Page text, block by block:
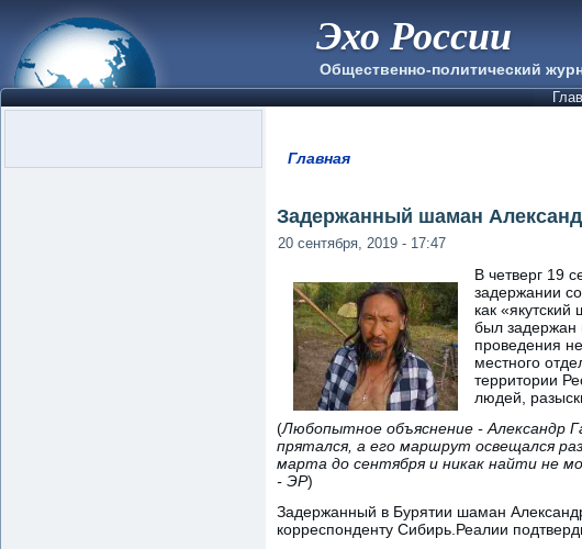
Эхо России
Общественно-политический
Главная
Задержанный шаман
20 сентября, 2019 - 17:47
В четверг 19
задержании
как
был задержан
проведения
местного
территории
людей,
(Любопытное объяснение - Александр
прятался, а его маршрут освещался
марта до сентября и никак найти не
- ЭР)
Задержанный в Бурятии шаман
корреспонденту Сибирь.Реалии